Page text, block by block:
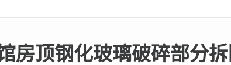
房顶钢化玻璃破碎部分